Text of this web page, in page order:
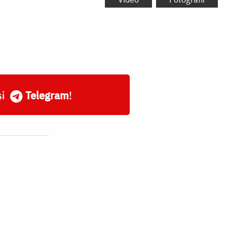
Telegram!